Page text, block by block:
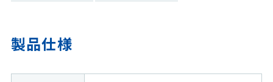
製品仕様